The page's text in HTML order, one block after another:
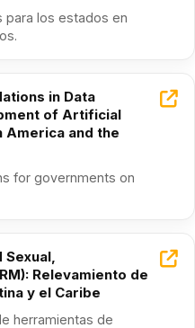
para los estados en
in Data
of Artificial
America and the
for governments on
Relevamiento de
y el Caribe
herramientas de